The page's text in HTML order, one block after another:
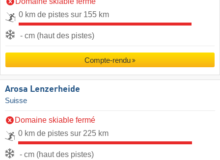
0 km de pistes sur 155 km
- cm (haut des pistes)
Compte-rendu
Arosa Lenzerheide
Suisse
Domaine skiable fermé
0 km de pistes sur 225 km
- cm (haut des pistes)